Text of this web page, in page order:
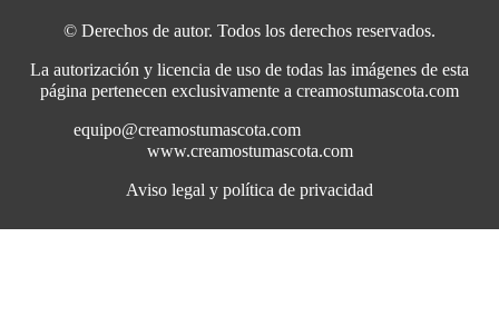
© Derechos de autor. Todos los derechos reservados.
La autorización y licencia de uso de todas las imágenes de esta
página pertenecen exclusivamente a creamostumascota.com
equipo@creamostumascota.com
www.creamostumascota.com
Aviso legal y política de privacidad